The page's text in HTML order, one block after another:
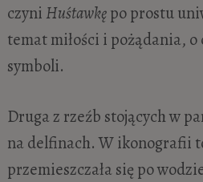
czyni Huśtawkępo prostu
temat miłości i pożądania,
symboli.
Druga z rzeźb stojących w
na delfinach. W ikonografii
przemieszczała się po